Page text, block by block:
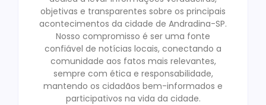
objetivas e transparentes sobre os principais
acontecimentos da cidade de Andradina-SP.
Nosso compromisso é ser uma fonte
confiável de notícias locais, conectando a
comunidade aos fatos mais relevantes,
sempre com ética e responsabilidade,
mantendo os cidadãos bem-informados e
participativos na vida da cidade.